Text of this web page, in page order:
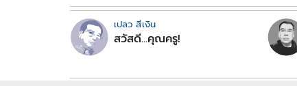
เปลว สีเงิน
สวัสดี...คุณครู!